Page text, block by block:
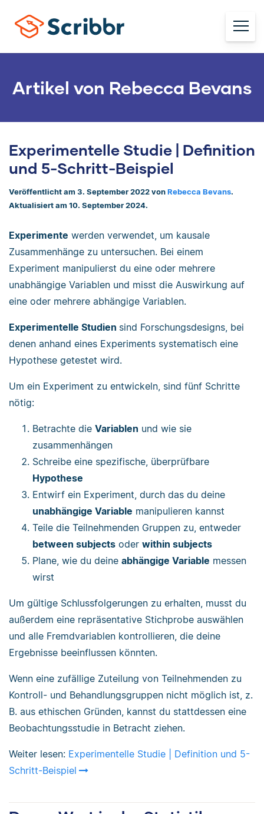
Artikel von Rebecca Bevans
Experimentelle Studie | Definition
und 5-Schritt-Beispiel
Veröffentlicht am 3. September 2022 von Rebecca Bevans.
Aktualisiert am 10. September 2024.
Experimente werden verwendet, um kausale
Zusammenhänge zu untersuchen. Bei einem
Experiment manipulierst du eine oder mehrere
unabhängige Variablen und misst die Auswirkung auf
eine oder mehrere abhängige Variablen.
Experimentelle Studien sind Forschungsdesigns, bei
denen anhand eines Experiments systematisch eine
Hypothese getestet wird.
Um ein Experiment zu entwickeln, sind fünf Schritte
nötig:
Betrachte die Variablen und wie sie
zusammenhängen
Schreibe eine spezifische, überprüfbare
Hypothese
Entwirf ein Experiment, durch das du deine
unabhängige Variable manipulieren kannst
Teile die Teilnehmenden Gruppen zu, entweder
between subjects oder within subjects
Plane, wie du deine abhängige Variable messen
wirst
Um gültige Schlussfolgerungen zu erhalten, musst du
außerdem eine repräsentative Stichprobe auswählen
und alle Fremdvariablen kontrollieren, die deine
Ergebnisse beeinflussen könnten.
Wenn eine zufällige Zuteilung von Teilnehmenden zu
Kontroll- und Behandlungsgruppen nicht möglich ist, z.
B. aus ethischen Gründen, kannst du stattdessen eine
Beobachtungsstudie in Betracht ziehen.
Weiter lesen: Experimentelle Studie | Definition und 5-
Schritt-Beispiel